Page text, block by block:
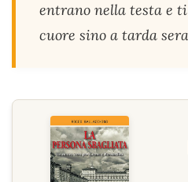
entrano nella testa e
cuore sino a tarda